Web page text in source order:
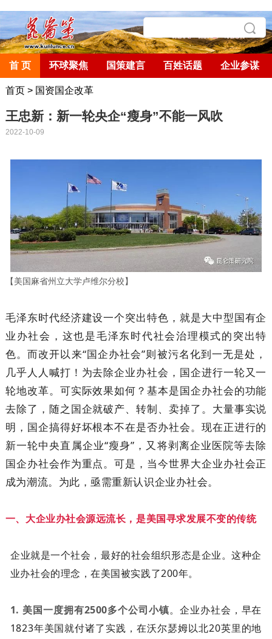
首 页 环球聚焦 国策建言 百姓话题 企业参谋
首页> 国资国企改革
王忠新：新一轮央企“瘦身”不能一风吹
2022-10-09
【美国麻省州立大学卢维尔分校】
毛泽东时代经济建设一个突出特色，就是大中型国有企
业办社会，这也是毛泽东时代社会治理模式的突出特
色。而改开以来“国企办社会”则被污名化到一无是处，
几乎人人喊打！为去除企业办社会，国企进行一轮又一
轮地改革。可实际效果如何？基本是国企办社会的功能
去除了，随之国企就破产、转制、卖掉了。大量事实说
明，国企搞得好坏根本不在是否办社会。现在正进行的
新一轮中央直属企业“瘦身”，又将剥离企业医院等去除
国企办社会作为重点。可是，当今世界大企业办社会正
成为潮流。为此，亟需重新认识企业办社会。
一、大企业办社会源远流长，是美国寻求发展不变的传统
企业就是一个社会，最好的社会组织形态是企业。这种企
业办社会的理念，在美国被实践了200年。
1. 美国一度拥有2500多个公司小镇。企业办社会，早在
1823年美国就付诸了实践，在沃尔瑟姆以北20英里的地